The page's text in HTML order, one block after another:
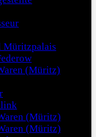
Müritzpalais
(Müritz)
(Müritz)
(Müritz)